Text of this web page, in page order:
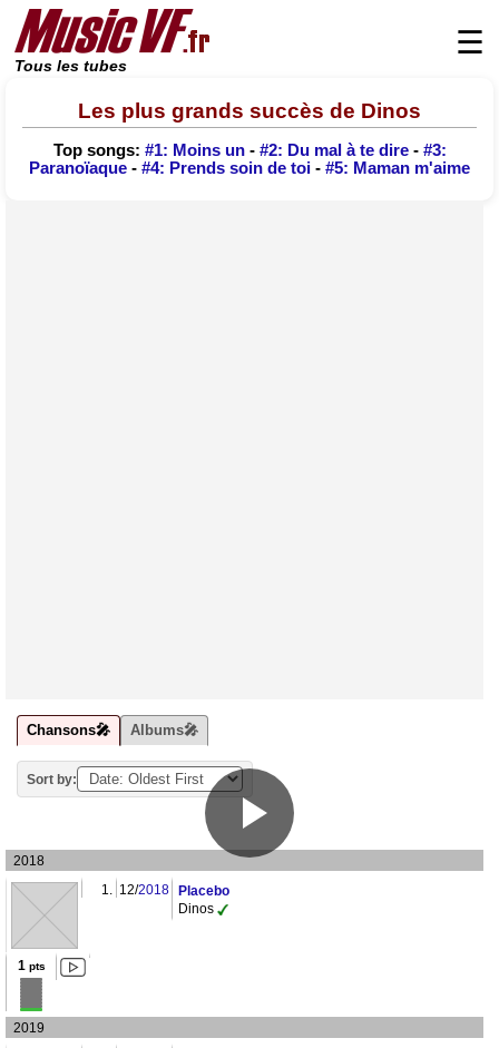
Tous les tubes
☰
Les plus grands succès de Dinos
Top songs: #1: Moins un- #2: Du mal à te dire- #3:
Paranoïaque - #4: Prends soin de toi - #5: Maman m'aime
Chansons🎤 Albums🎤
Sort by:
2018
1. 12/2018
Placebo
Dinos
1 pts
2019